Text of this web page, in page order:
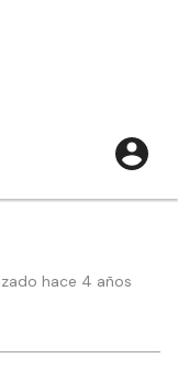
hace 4 años